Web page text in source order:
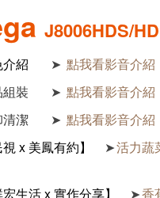
J8006HDS/
介紹 ➤ 點我看影音介紹
組裝
➤ 點我看影音介紹
清潔 ➤ 點我看影音介紹
美鳳有約】
➤活力蔬
x 實作分享】
➤香